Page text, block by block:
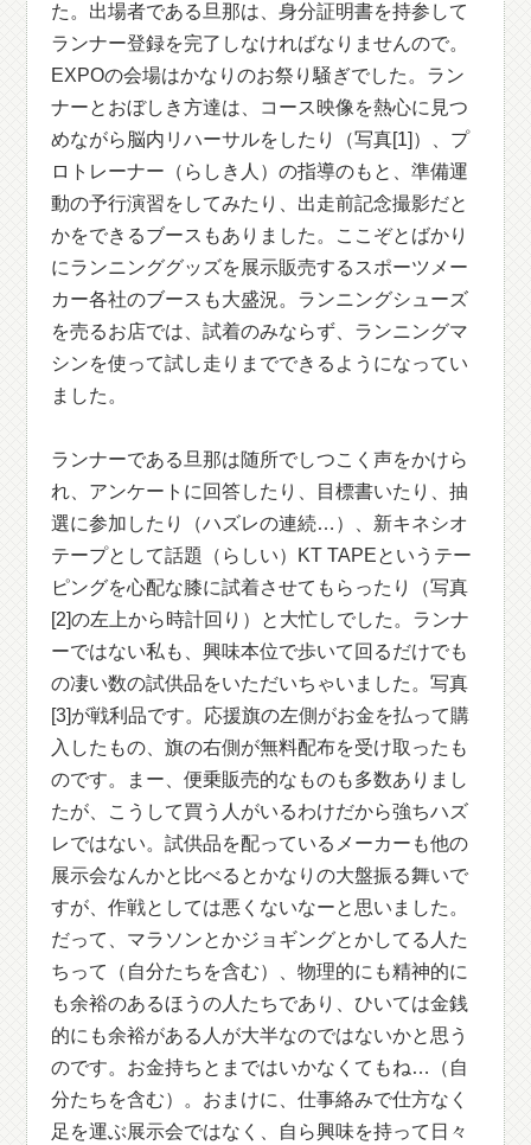
た。出場者である旦那は、身分証明書を持参して
ランナー登録を完了しなければなりませんので。
EXPOの会場はかなりのお祭り騒ぎでした。ラン
ナーとおぼしき方達は、コース映像を熱心に見つ
めながら脳内リハーサルをしたり（写真[1]）、プ
ロトレーナー（らしき人）の指導のもと、準備運
動の予行演習をしてみたり、出走前記念撮影だと
かをできるブースもありました。ここぞとばかり
にランニンググッズを展示販売するスポーツメー
カー各社のブースも大盛況。ランニングシューズ
を売るお店では、試着のみならず、ランニングマ
シンを使って試し走りまでできるようになってい
ました。
ランナーである旦那は随所でしつこく声をかけら
れ、アンケートに回答したり、目標書いたり、抽
選に参加したり（ハズレの連続…）、新キネシオ
テープとして話題（らしい）KT TAPEというテー
ピングを心配な膝に試着させてもらったり（写真
[2]の左上から時計回り）と大忙しでした。ランナ
ーではない私も、興味本位で歩いて回るだけでも
の凄い数の試供品をいただいちゃいました。写真
[3]が戦利品です。応援旗の左側がお金を払って購
入したもの、旗の右側が無料配布を受け取ったも
のです。まー、便乗販売的なものも多数ありまし
たが、こうして買う人がいるわけだから強ちハズ
レではない。試供品を配っているメーカーも他の
展示会なんかと比べるとかなりの大盤振る舞いで
すが、作戦としては悪くないなーと思いました。
だって、マラソンとかジョギングとかしてる人た
ちって（自分たちを含む）、物理的にも精神的に
も余裕のあるほうの人たちであり、ひいては金銭
的にも余裕がある人が大半なのではないかと思う
のです。お金持ちとまではいかなくてもね…（自
分たちを含む）。おまけに、仕事絡みで仕方なく
足を運ぶ展示会ではなく、自ら興味を持って日々